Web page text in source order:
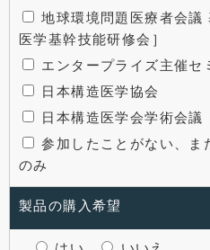
地球環境問題医療者会議
医学基幹技能研修会］
エンタープライズ主催セ
日本構造医学協会
日本構造医学会学術会議
参加したことがない、ま
のみ
製品の購入希望